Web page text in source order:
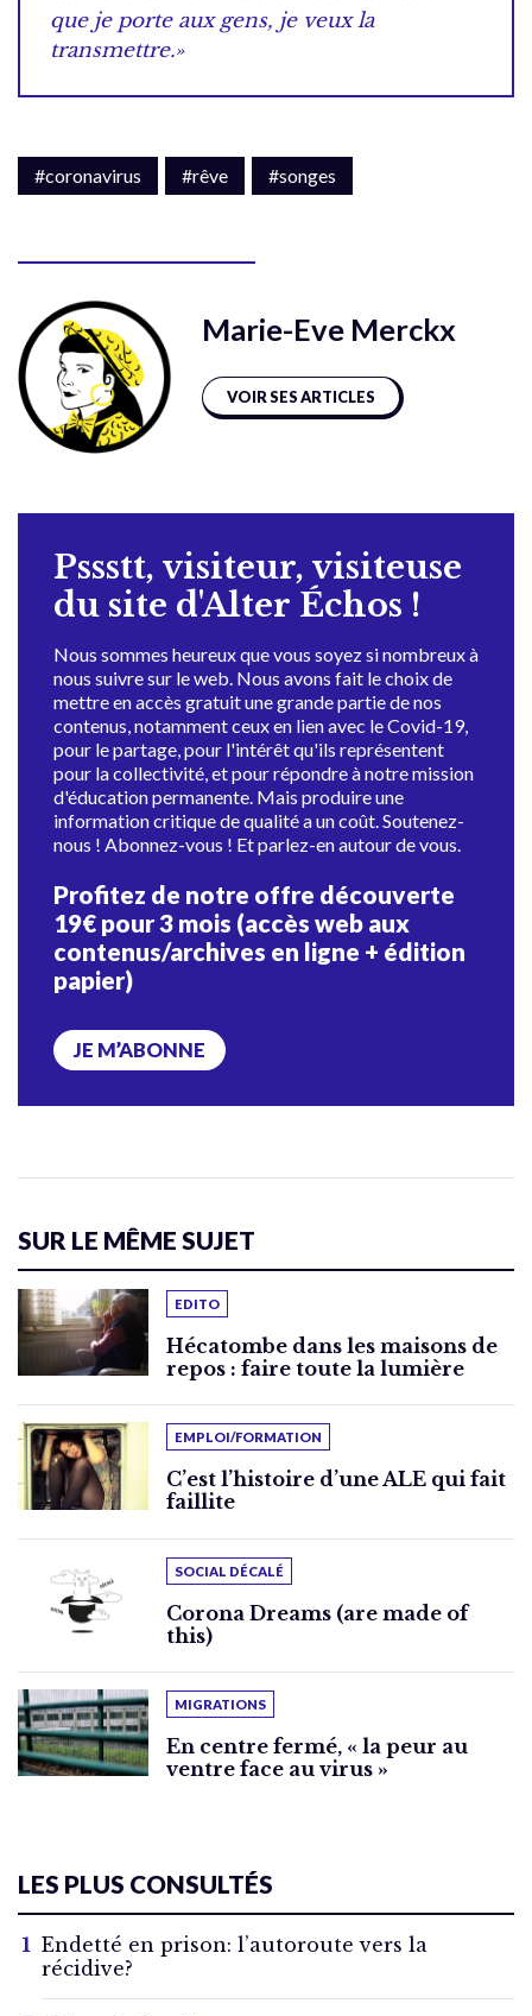
que je porte aux gens, je veux la
transmettre.»
#coronavirus #rêve #songes
Marie-Eve Merckx
VOIR SES ARTICLES
Pssstt, visiteur, visiteuse
du site d'Alter Échos !
Nous sommes heureux que vous soyez si nombreux à
nous suivre sur le web. Nous avons fait le choix de
mettre en accès gratuit une grande partie de nos
contenus, notamment ceux en lien avec le Covid-19,
pour le partage, pour l'intérêt qu'ils représentent
pour la collectivité, et pour répondre à notre mission
d'éducation permanente. Mais produire une
information critique de qualité a un coût. Soutenez-
nous ! Abonnez-vous ! Et parlez-en autour de vous.
Profitez de notre offre découverte
19€ pour 3 mois (accès web aux
contenus/archives en ligne + édition
papier)
JE M’ABONNE
SUR LE MÊME SUJET
EDITO
Hécatombe dans les maisons de
repos : faire toute la lumière
EMPLOI/FORMATION
C’est l’histoire d’une ALE qui fait
faillite
SOCIAL DÉCALÉ
Corona Dreams (are made of
this)
MIGRATIONS
En centre fermé, « la peur au
ventre face au virus »
LES PLUS CONSULTÉS
Endetté en prison: l’autoroute vers la
récidive?